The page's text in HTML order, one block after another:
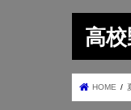
高
HOME